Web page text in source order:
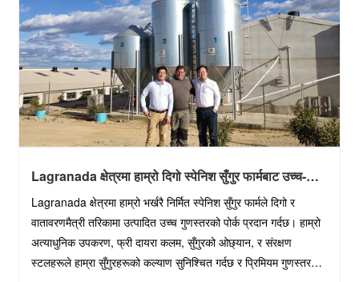
Lagranada क्षेत्रमा हाम्रो दिगो स्पेनिश सुँगुर फार्मबाट उच्च-
गुणस्तरको पोर्क
Lagranada क्षेत्रमा हाम्रो भर्खरै निर्मित स्पेनिश सुँगुर फार्मले दिगो र
वातावरणमैत्री तरिकामा उत्पादित उच्च गुणस्तरको पोर्क प्रदान गर्दछ। हाम्रो
अत्याधुनिक उपकरण, फ्री दायरा कलम, सुँगुरको ओछ्यान, र संरक्षण
स्टलहरूले हाम्रा सुँगुरहरूको कल्याण सुनिश्चित गर्दछ र प्रिमियम गुणस्तरको